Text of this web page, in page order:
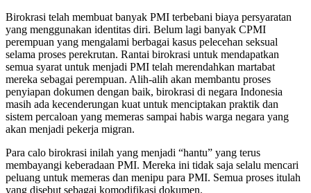
Birokrasi telah membuat banyak PMI terbebani biaya persyaratan
yang menggunakan identitas diri. Belum lagi banyak CPMI
perempuan yang mengalami berbagai kasus pelecehan seksual
selama proses perekrutan. Rantai birokrasi untuk mendapatkan
semua syarat untuk menjadi PMI telah merendahkan martabat
mereka sebagai perempuan. Alih-alih akan membantu proses
penyiapan dokumen dengan baik, birokrasi di negara Indonesia
masih ada kecenderungan kuat untuk menciptakan praktik dan
sistem percaloan yang memeras sampai habis warga negara yang
akan menjadi pekerja migran.
Para calo birokrasi inilah yang menjadi “hantu” yang terus
membayangi keberadaan PMI. Mereka ini tidak saja selalu mencari
peluang untuk memeras dan menipu para PMI. Semua proses itulah
yang disebut sebagai komodifikasi dokumen.